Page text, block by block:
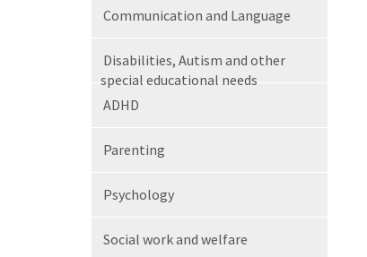
Communication and Language
Disabilities, Autism and other
special educational needs
ADHD
Parenting
Psychology
Social work and welfare